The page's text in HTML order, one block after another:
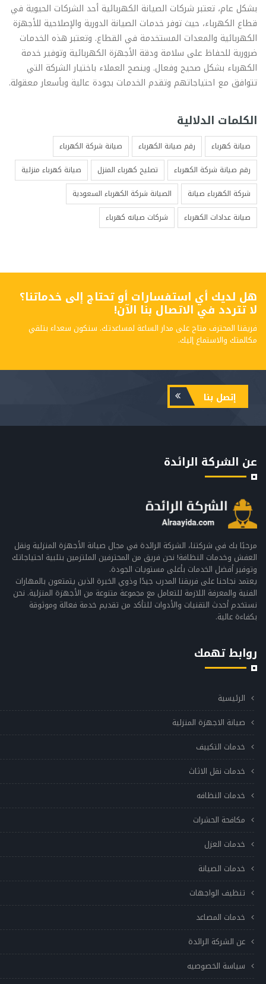
بشكل عام، تعتبر شركات الصيانة الكهربائية أحد الشركات الحيوية في
قطاع الكهرباء، حيث توفر خدمات الصيانة الدورية والإصلاحية للأجهزة
الكهربائية والمعدات المستخدمة في القطاع. وتعتبر هذه الخدمات
ضرورية للحفاظ على سلامة ودقة الأجهزة الكهربائية وتوفير خدمة
الكهرباء بشكل صحيح وفعال. وينصح العملاء باختيار الشركة التي
تتوافق مع احتياجاتهم وتقدم الخدمات بجودة عالية وبأسعار معقولة.
الكلمات الدلالية
صيانة كهرباء رقم صيانة الكهرباء
صيانة شركة الكهرباء
رقم صيانة شركة الكهرباء
تصليح كهرباء المنزل
صيانة كهرباء منزلية
شركة الكهرباء صيانة
الصيانة شركة الكهرباء السعودية
صيانة عدادات الكهرباء
شركات صيانه كهرباء
هل لديك أي استفسارات أو تحتاج إلى خدماتنا؟
لا تتردد في الاتصال بنا الآن!
فريقنا المحترف متاح على مدار الساعة لمساعدتك. سنكون سعداء بتلقي
مكالمتك والاستماع إليك.
إتصل بنا
عن الشركة الرائدة
مرحبًا بك في شركتنا، الشركة الرائدة في مجال صيانة الأجهزة المنزلية ونقل
العفش وخدمات النظافة! نحن فريق من المحترفين الملتزمين بتلبية احتياجاتك
وتوفير أفضل الخدمات بأعلى مستويات الجودة.
يعتمد نجاحنا على فريقنا المدرب جيدًا وذوي الخبرة الذين يتمتعون بالمهارات
الفنية والمعرفة اللازمة للتعامل مع مجموعة متنوعة من الأجهزة المنزلية. نحن
نستخدم أحدث التقنيات والأدوات للتأكد من تقديم خدمة فعالة وموثوقة
بكفاءة عالية.
روابط تهمك
الرئيسية
صيانة الاجهزة المنزلية
خدمات التكييف
خدمات نقل الاثاث
خدمات النظافه
مكافحة الحشرات
خدمات العزل
خدمات الصيانة
تنظيف الواجهات
خدمات المصاعد
عن الشركة الرائدة
سياسة الخصوصيه